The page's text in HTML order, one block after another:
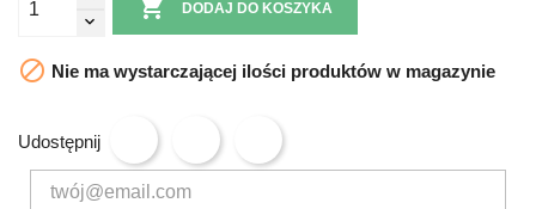
 DODAJ DO KOSZYKA
 Nie ma wystarczającej ilości produktów w magazynie
Udostępnij